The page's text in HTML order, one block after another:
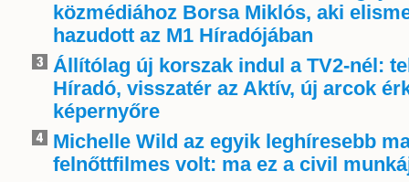
közmédiához Borsa Miklós, aki
hazudott az M1 Híradójában
Állítólag új korszak indul a TV2-nél:
Híradó, visszatér az Aktív, új arcok
képernyőre
Michelle Wild az egyik leghíresebb
felnőttfilmes volt: ma ez a civil